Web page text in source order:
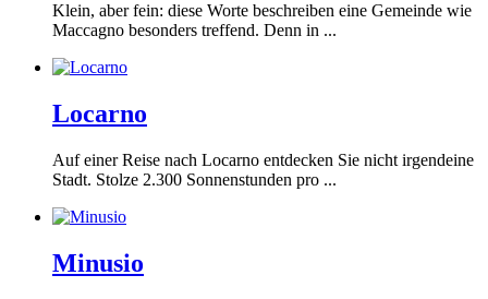
Klein, aber fein: diese Worte beschreiben eine Gemeinde wie
Maccagno besonders treffend. Denn in ...
Locarno
Auf einer Reise nach Locarno entdecken Sie nicht irgendeine
Stadt. Stolze 2.300 Sonnenstunden pro ...
Minusio